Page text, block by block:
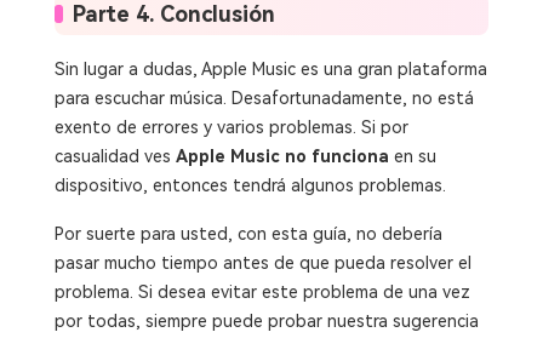
Parte 4. Conclusión
Sin lugar a dudas, Apple Music es una gran plataforma
para escuchar música. Desafortunadamente, no está
exento de errores y varios problemas. Si por
casualidad ves Apple Music no funciona en su
dispositivo, entonces tendrá algunos problemas.
Por suerte para usted, con esta guía, no debería
pasar mucho tiempo antes de que pueda resolver el
problema. Si desea evitar este problema de una vez
por todas, siempre puede probar nuestra sugerencia